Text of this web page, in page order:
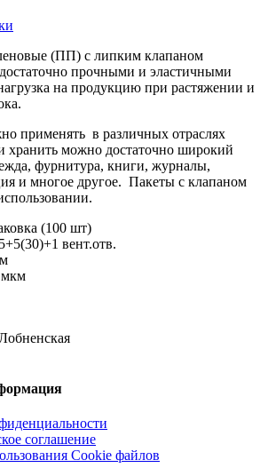
(ПП) с липким клапаном
прочными и эластичными
на продукцию при растяжении и
применять в различных отраслях
хранить можно достаточно широкий
фурнитура, книги, журналы,
и многое другое. Пакеты с клапаном
(100 шт)
вент.отв.
соглашение
Cookie файлов